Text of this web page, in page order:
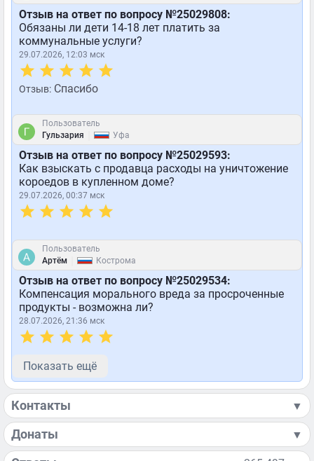
Отзыв на ответ по вопросу №25029808:
Обязаны ли дети 14-18 лет платить за
коммунальные услуги?
29.07.2026, 12:03 мск
Отзыв: Спасибо
Пользователь
Гульзария
Уфа
Отзыв на ответ по вопросу №25029593:
Как взыскать с продавца расходы на уничтожение
короедов в купленном доме?
29.07.2026, 00:37 мск
Пользователь
Артём
Кострома
Отзыв на ответ по вопросу №25029534:
Компенсация морального вреда за просроченные
продукты - возможна ли?
28.07.2026, 21:36 мск
Показать ещё
Контакты ▼
Донаты ▼